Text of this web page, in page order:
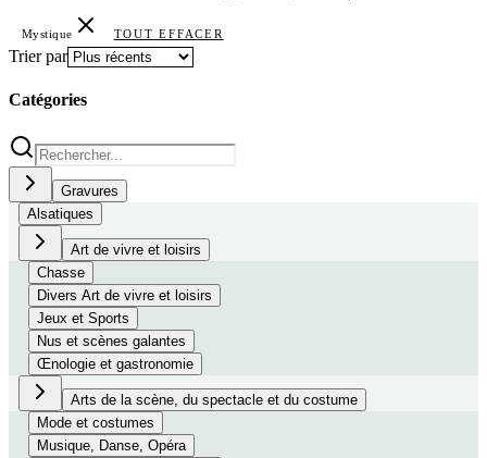
Mystique TOUT EFFACER
Trier par
Catégories
Gravures
Alsatiques
Art de vivre et loisirs
Chasse
Divers Art de vivre et loisirs
Jeux et Sports
Nus et scènes galantes
Œnologie et gastronomie
Arts de la scène, du spectacle et du costume
Mode et costumes
Musique, Danse, Opéra